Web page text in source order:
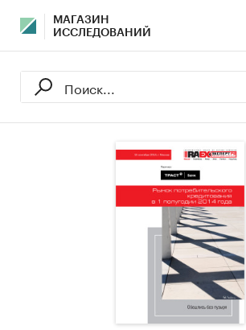
МАГАЗИН
ИССЛЕДОВАНИЙ